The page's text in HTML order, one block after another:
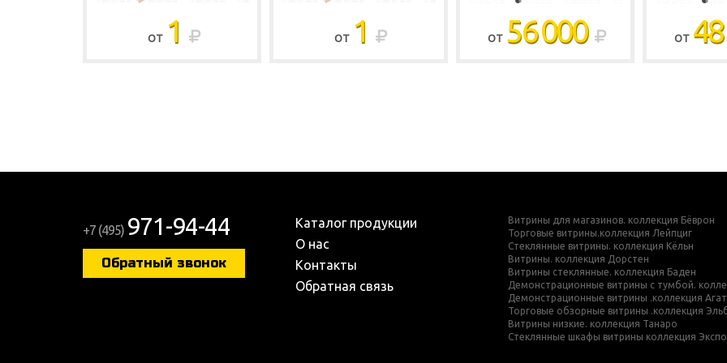
ОТ 1 ОТ 1 ОТ 56 000 ОТ
+7 (495) 971-94-44
Обратный звонок
Каталог продукции
О нас
Контакты
Обратная связь
Витрины для магазинов. коллекция Бёврон
Торговые витрины.коллекция Лейпциг
Стеклянные витрины. коллекция Кёльн
Витрины. коллекция Дорстен
Витрины стеклянные. коллекция Баден
Демонстрационные витрины с тумбой.
Демонстрационные витрины .коллекция Агат
Торговые обзорные витрины .коллекция
Витрины низкие. коллекция Танаро
Стеклянные шкафы витрины коллекция